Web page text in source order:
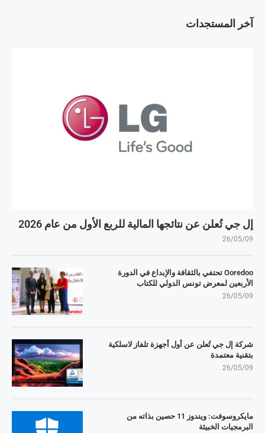
آخر المستجدات
إل جي تُعلن عن نتائجها المالية للربع الأول من عام 2026
26/05/09
Ooredoo تحتفي بالثقافة والإبداع في الدورة
الأربعين لمعرض تونس الدولي للكتاب
26/05/09
شركة إل جي تُعلن عن أول أجهزة تلفاز لاسلكية
بتقنية معتمدة
26/05/09
مايكروسوفت: ويندوز 11 حصين بذاته من
البرمجيات الخبيثة